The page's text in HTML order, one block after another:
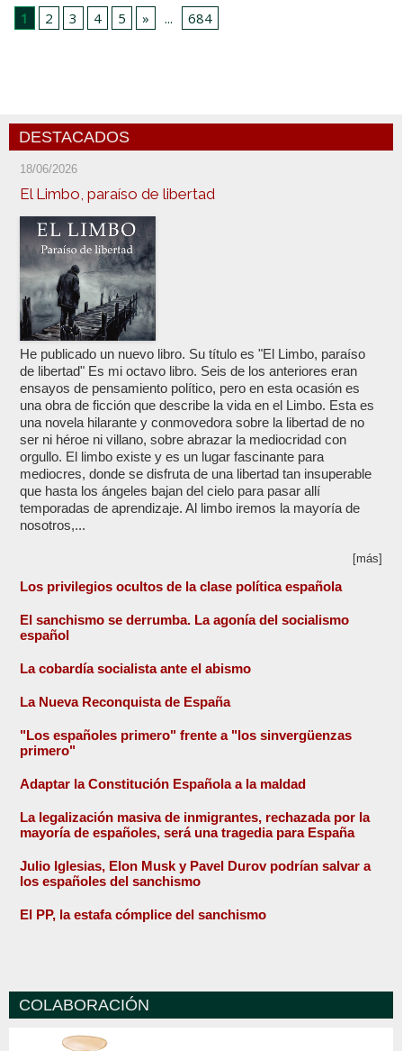
1
2 3 4 5 » ... 684
DESTACADOS
18/06/2026
El Limbo, paraíso de libertad
He publicado un nuevo libro. Su título es "El Limbo, paraíso
de libertad" Es mi octavo libro. Seis de los anteriores eran
ensayos de pensamiento político, pero en esta ocasión es
una obra de ficción que describe la vida en el Limbo. Esta es
una novela hilarante y conmovedora sobre la libertad de no
ser ni héroe ni villano, sobre abrazar la mediocridad con
orgullo. El limbo existe y es un lugar fascinante para
mediocres, donde se disfruta de una libertad tan insuperable
que hasta los ángeles bajan del cielo para pasar allí
temporadas de aprendizaje. Al limbo iremos la mayoría de
nosotros,...
[más]
Los privilegios ocultos de la clase política española
El sanchismo se derrumba. La agonía del socialismo
español
La cobardía socialista ante el abismo
La Nueva Reconquista de España
"Los españoles primero" frente a "los sinvergüenzas
primero"
Adaptar la Constitución Española a la maldad
La legalización masiva de inmigrantes, rechazada por la
mayoría de españoles, será una tragedia para España
Julio Iglesias, Elon Musk y Pavel Durov podrían salvar a
los españoles del sanchismo
El PP, la estafa cómplice del sanchismo
COLABORACIÓN